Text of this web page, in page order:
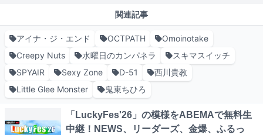
関連記事
アイナ・ジ・エンド OCTPATH
Omoinotake
Creepy Nuts
水曜日のカンパネラ
スキマスイッチ
SPYAIR
Sexy Zone D-51
西川貴教
Little Glee Monster
鬼束ちひろ
「LuckyFes'26」の模様をABEMAで無料生
中継！NEWS、リーダーズ、金爆、ふるっ